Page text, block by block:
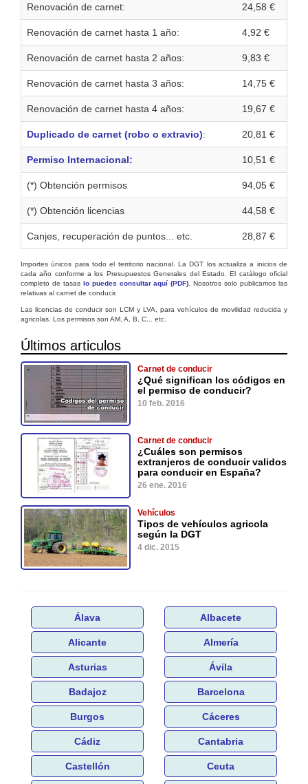
Renovación de carnet: 24,58 €
Renovación de carnet hasta 1 año: 4,92 €
Renovación de carnet hasta 2 años: 9,83 €
Renovación de carnet hasta 3 años: 14,75 €
Renovación de carnet hasta 4 años: 19,67 €
Duplicado de carnet (robo o extravio): 20,81 €
Permiso Internacional: 10,51 €
(*) Obtención permisos 94,05 €
(*) Obtención licencias 44,58 €
Canjes, recuperación de puntos... etc. 28,87 €
Importes únicos para todo el territorio nacional. La DGT los actualiza a inicios de
cada año conforme a los Presupuestos Generales del Estado. El catálogo oficial
completo de tasas lo puedes consultar aquí (PDF) . Nosotros solo publicamos las
relativas al carnet de conducir.
Las licencias de conducir son LCM y LVA, para vehículos de movilidad reducida y
agricolas. Los permisos son AM, A, B, C... etc.
Últimos articulos
Carnet de conducir
¿Qué significan los códigos en
el permiso de conducir?
10 feb. 2016
Carnet de conducir
¿Cuáles son permisos
extranjeros de conducir validos
para conducir en España?
26 ene. 2016
Vehículos
Tipos de vehículos agricola
según la DGT
4 dic. 2015
Álava Albacete
Alicante Almería
Asturias Ávila
Badajoz Barcelona
Burgos Cáceres
Cádiz Cantabria
Castellón Ceuta